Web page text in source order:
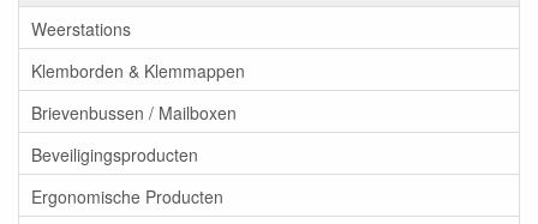
Weerstations
Klemborden & Klemmappen
Brievenbussen / Mailboxen
Beveiligingsproducten
Ergonomische Producten